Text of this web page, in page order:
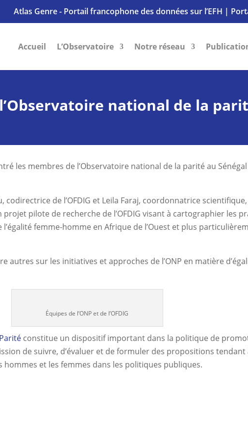
Atlas Genre - Portail francophone des données sur l’EFH |
Accueil L’Observatoire Notre réseau
l’Observatoire national de la
les membres de l’Observatoire national de la parité au Sénégal
codirectrice de l’OFDIG et Leila Faraj, coordonnatrice
projet pilote de recherche de l’OFDIG visant à cartographier les
femme-homme en Afrique de l’Ouest et plus
autres sur les initiatives et approches de l’ONP en matière
Équipes de l’ONP et de l’OFDIG
constitue un dispositif important dans la politique de
de suivre, d’évaluer et de formuler des propositions tendant
et les femmes dans les politiques publiques.